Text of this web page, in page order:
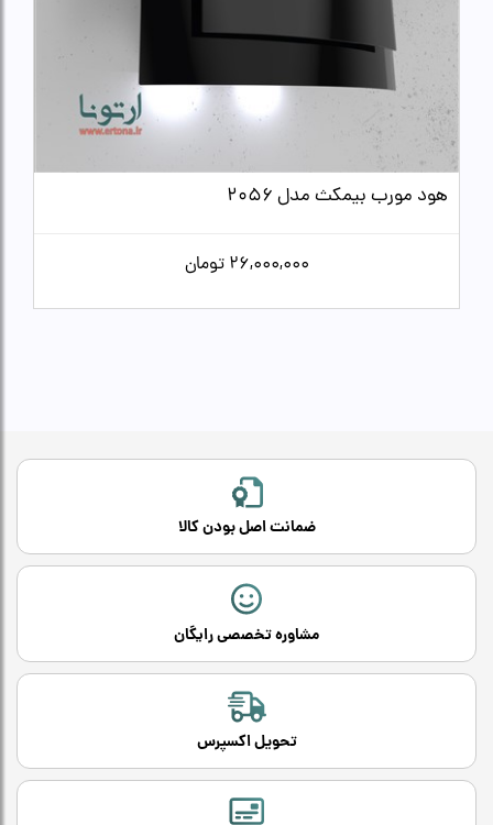
هود مورب بیمکث مدل 2056
26,000,000 تومان
ضمانت اصل بودن کالا
مشاوره تخصصی رایگان
تحویل اکسپرس